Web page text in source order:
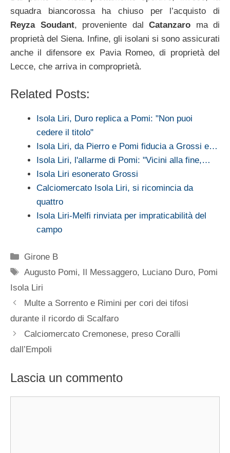
squadra biancorossa ha chiuso per l’acquisto di
Reyza Soudant, proveniente dal Catanzaro ma di
proprietà del Siena. Infine, gli isolani si sono assicurati
anche il difensore ex Pavia Romeo, di proprietà del
Lecce, che arriva in comproprietà.
Related Posts:
Isola Liri, Duro replica a Pomi: "Non puoi
cedere il titolo"
Isola Liri, da Pierro e Pomi fiducia a Grossi e…
Isola Liri, l'allarme di Pomi: "Vicini alla fine,…
Isola Liri esonerato Grossi
Calciomercato Isola Liri, si ricomincia da
quattro
Isola Liri-Melfi rinviata per impraticabilità del
campo
Categorie
Girone B
Tag
Augusto Pomi, Il Messaggero, Luciano Duro, Pomi
Isola Liri
Multe a Sorrento e Rimini per cori dei tifosi
durante il ricordo di Scalfaro
Calciomercato Cremonese, preso Coralli
dall’Empoli
Lascia un commento